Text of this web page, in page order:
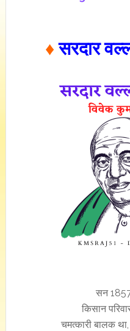
♦सरदार
सन
किसान
चमत्कारी बालक